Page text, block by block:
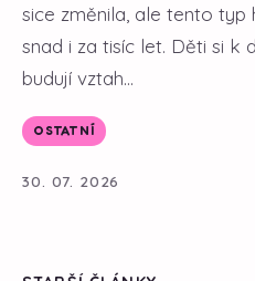
sice změnila, ale tento typ
snad i za tisíc let. Děti si k
budují vztah...
OSTATNÍ
30. 07. 2026